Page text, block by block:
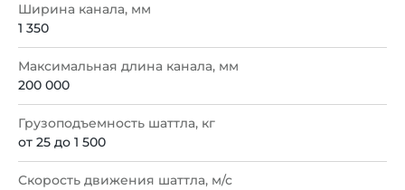
Ширина канала, мм
1 350
Максимальная длина канала, мм
200 000
Грузоподъемность шаттла, кг
от 25 до 1 500
Скорость движения шаттла, м/с